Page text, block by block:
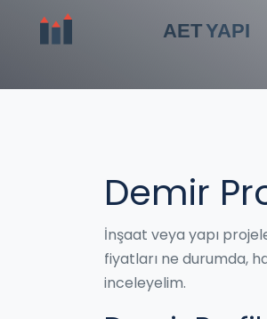
Demir
İnşaat veya yapı
fiyatları ne durumda,
inceleyelim.